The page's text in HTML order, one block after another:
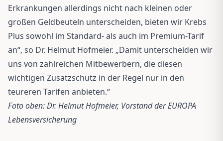
Erkrankungen allerdings nicht nach kleinen oder
großen Geldbeuteln unterscheiden, bieten wir Krebs
Plus sowohl im Standard- als auch im Premium-Tarif
an“, so Dr. Helmut Hofmeier. „Damit unterscheiden wir
uns von zahlreichen Mitbewerbern, die diesen
wichtigen Zusatzschutz in der Regel nur in den
teureren Tarifen anbieten.“
Foto oben: Dr. Helmut Hofmeier, Vorstand der EUROPA
Lebensversicherung